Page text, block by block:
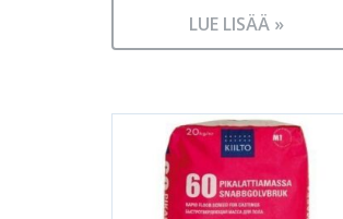
LUE LISÄÄ »